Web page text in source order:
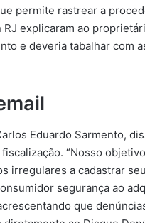
permite rastrear a
explicaram ao
e deveria tabalhar com
Eduardo Sarmento,
“Nosso
irregulares a cadastrar
segurança ao
que